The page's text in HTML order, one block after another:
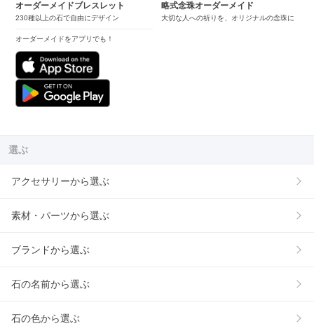
オーダーメイドブレスレット
230種以上の石で自由にデザイン
オーダーメイドをアプリでも！
略式念珠オーダーメイド
大切な人への祈りを、オリジナルの念珠に
選ぶ
アクセサリーから選ぶ
素材・パーツから選ぶ
ブランドから選ぶ
石の名前から選ぶ
石の色から選ぶ